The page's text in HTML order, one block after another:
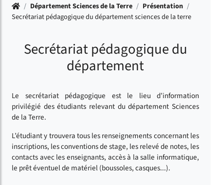
Accueil
/ Département Sciences de la Terre / Présentation /
Secrétariat pédagogique du département sciences de la terre
Secrétariat pédagogique du
département
Le secrétariat pédagogique est le lieu d’information
privilégié des étudiants relevant du département Sciences
de la Terre.
L’étudiant y trouvera tous les renseignements concernant les
inscriptions, les conventions de stage, les relevé de notes, les
contacts avec les enseignants, accès à la salle informatique,
le prêt éventuel de matériel (boussoles, casques...).